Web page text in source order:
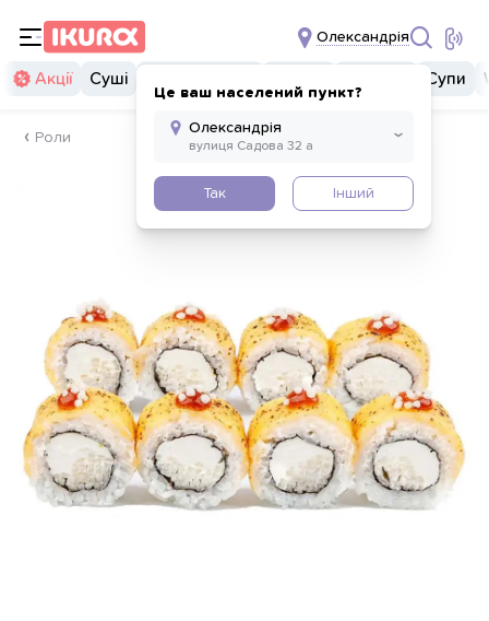
Олександрія
Це ваш населений пункт?
Так Інший
Акції Суші Супи
Роли